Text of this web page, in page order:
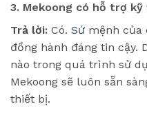
3. Mekoong có hỗ trợ
Trả lời: Có. Sứ mệnh của
đồng hành đáng tin cậy.
nào trong quá trình sử
Mekoong sẽ luôn sẵn
thiết bị.